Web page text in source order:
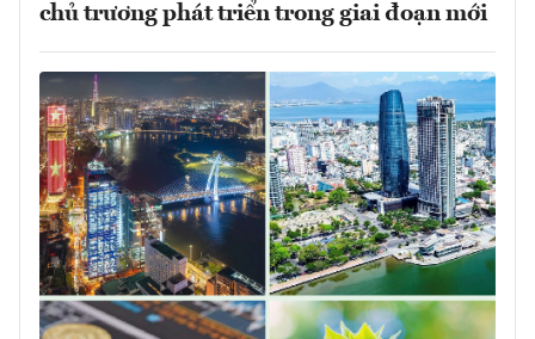
chủ trương phát triển trong giai đoạn mới